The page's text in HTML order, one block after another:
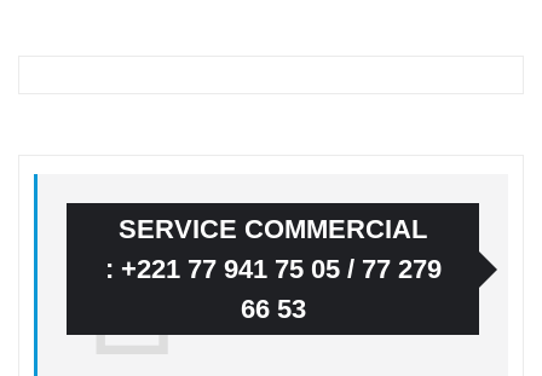
SERVICE COMMERCIAL
: +221 77 941 75 05 / 77 279
66 53